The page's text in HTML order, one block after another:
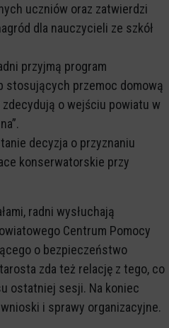
uczniów oraz zatwierdzi
dla nauczycieli ze szkół
przyjmą program
stosujących przemoc domową
o wejściu powiatu w
decyzja o przyznaniu
konserwatorskie przy
radni wysłuchają
Centrum Pomocy
o bezpieczeństwo
zda też relację z tego, co
ostatniej sesji. Na koniec
i sprawy organizacyjne.